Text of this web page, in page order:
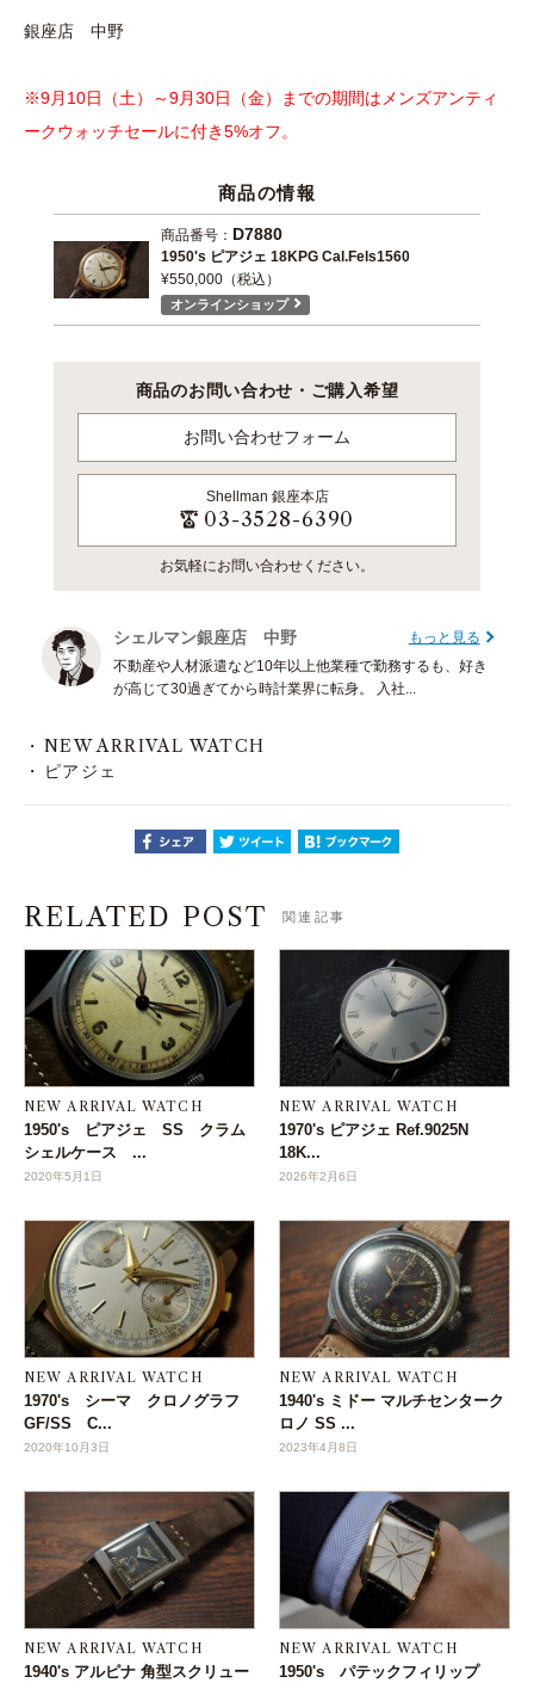
銀座店 中野
※9月10日（土）～9月30日（金）までの期間はメンズアンティ
ークウォッチセールに付き5%オフ。
商品の情報
商品番号： D7880
1950's ピアジェ 18KPG Cal.Fels1560
¥550,000（税込）
オンラインショップ
商品のお問い合わせ・ご購入希望
お問い合わせフォーム
Shellman 銀座本店
03-3528-6390
お気軽にお問い合わせください。
シェルマン銀座店 中野
もっと見る
不動産や人材派遣など10年以上他業種で勤務するも、好き
が高じて30過ぎてから時計業界に転身。 入社...
NEW ARRIVAL WATCH
ピアジェ
RELATED POST 関連記事
NEW ARRIVAL WATCH
1950's ピアジェ SS クラム
シェルケース ...
2020年5月1日
NEW ARRIVAL WATCH
1970's ピアジェ Ref.9025N
18K...
2026年2月6日
NEW ARRIVAL WATCH
1970's シーマ クロノグラフ
GF/SS C...
2020年10月3日
NEW ARRIVAL WATCH
1940's ミドー マルチセンターク
ロノ SS ...
2023年4月8日
NEW ARRIVAL WATCH
1940's アルピナ 角型スクリュー
NEW ARRIVAL WATCH
1950's パテックフィリップ